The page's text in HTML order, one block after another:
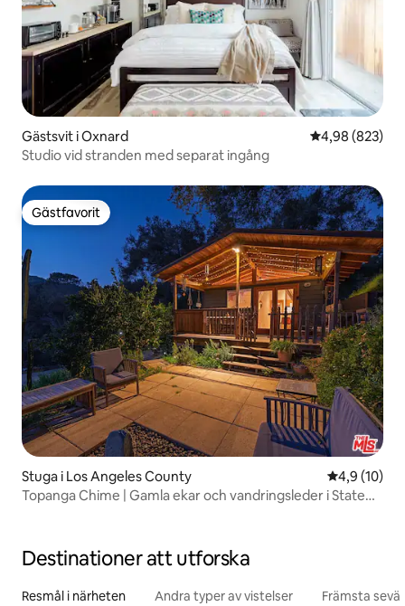
Gästsvit i Oxnard 4,98 av 5 i
4,98 (823)
Studio vid stranden med separat ingång
Gästfavorit
Gästfavorit
Stuga i Los Angeles County 4,9 av 5 i
4,9 (10)
Topanga Chime | Gamla ekar och vandringsleder i State
Destinationer att utforska
Resmål i närheten Andra typer av vistelser Främsta